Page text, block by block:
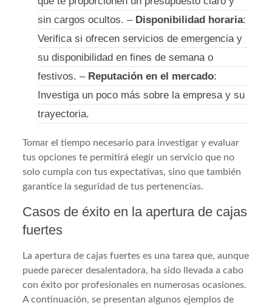
sin cargos ocultos. – Disponibilidad horaria:
Verifica si ofrecen servicios de emergencia y
su disponibilidad en fines de semana o
festivos. – Reputación en el mercado:
Investiga un poco más sobre la empresa y su
trayectoria.
Tomar el tiempo necesario para investigar y evaluar
tus opciones te permitirá elegir un servicio que no
solo cumpla con tus expectativas, sino que también
garantice la seguridad de tus pertenencias.
Casos de éxito en la apertura de cajas
fuertes
La apertura de cajas fuertes es una tarea que, aunque
puede parecer desalentadora, ha sido llevada a cabo
con éxito por profesionales en numerosas ocasiones.
A continuación, se presentan algunos ejemplos de